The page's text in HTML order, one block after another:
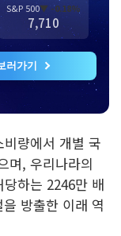
S&P 500▼ -0.18%
7,710
러가기
량에서 개별 국
며, 우리나라의
하는 2246만 배
방출한 이래 역